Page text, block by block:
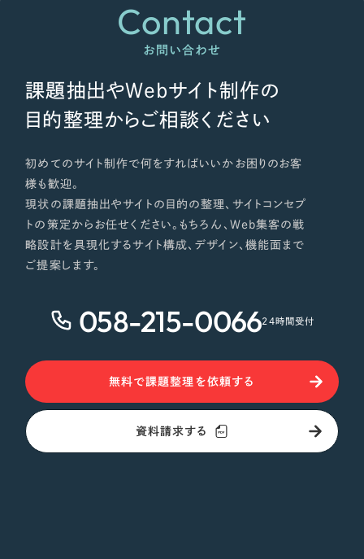
オレンジ・橙色
グリーン・緑色
ブルー・青色
パープル・紫色
ピンク・桃色
さらに条件を追加する
Contact
お問い合わせ
課題抽出やWebサイト制作の
目的整理からご相談ください
初めてのサイト制作で何をすればいいかお困りのお客
様も歓迎。
現状の課題抽出やサイトの目的の整理、サイトコンセプ
トの策定からお任せください。もちろん、Web集客の戦
略設計を具現化するサイト構成、デザイン、機能面まで
ご提案します。
058-215-006624時間受付
無料で課題整理を依頼する
資料請求する